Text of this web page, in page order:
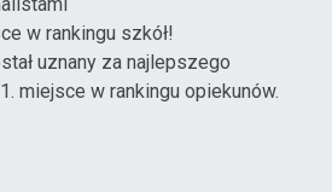
w rankingu szkół!
uznany za najlepszego
miejsce w rankingu opiekunów.